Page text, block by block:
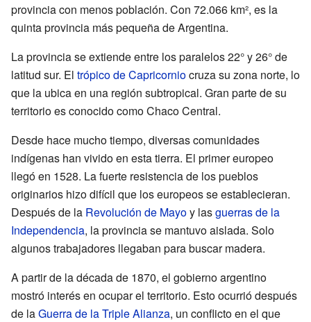
provincia con menos población. Con 72.066 km², es la
quinta provincia más pequeña de Argentina.
La provincia se extiende entre los paralelos 22° y 26° de
latitud sur. El trópico de Capricorniocruza su zona norte, lo
que la ubica en una región subtropical. Gran parte de su
territorio es conocido como Chaco Central.
Desde hace mucho tiempo, diversas comunidades
indígenas han vivido en esta tierra. El primer europeo
llegó en 1528. La fuerte resistencia de los pueblos
originarios hizo difícil que los europeos se establecieran.
Después de la Revolución de Mayoy lasguerras de la
Independencia, la provincia se mantuvo aislada. Solo
algunos trabajadores llegaban para buscar madera.
A partir de la década de 1870, el gobierno argentino
mostró interés en ocupar el territorio. Esto ocurrió después
de laGuerra de la Triple Alianza, un conflicto en el que